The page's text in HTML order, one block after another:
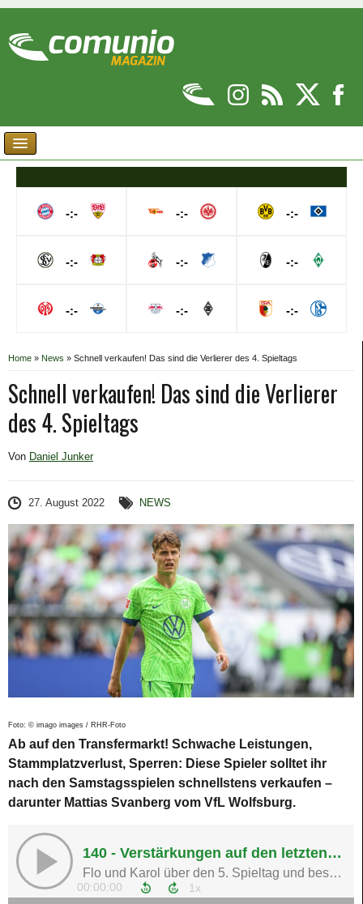
-:-
-:-
-:-
-:-
-:-
-:-
-:-
-:-
-:-
Home » News » Schnell verkaufen! Das sind die Verlierer des 4. Spieltags
Schnell verkaufen! Das sind die Verlierer
des 4. Spieltags
Von Daniel Junker
27. August 2022 NEWS
Foto: © imago images / RHR-Foto
Ab auf den Transfermarkt! Schwache Leistungen,
Stammplatzverlust, Sperren: Diese Spieler solltet ihr
nach den Samstagsspielen schnellstens verkaufen –
darunter Mattias Svanberg vom VfL Wolfsburg.